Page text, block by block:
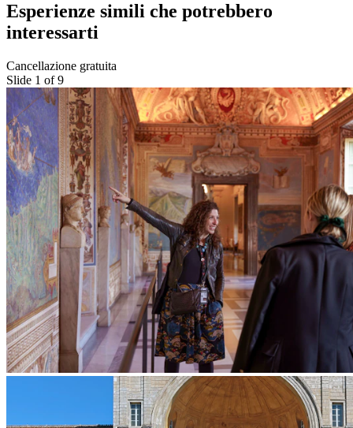
Esperienze simili che potrebbero
interessarti
Cancellazione gratuita
Slide 1 of 9